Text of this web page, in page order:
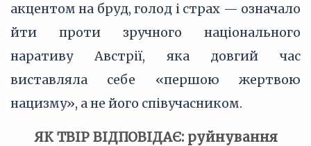
акцентом на бруд, голод і страх — означало
йти проти зручного національного
наративу Австрії, яка довгий час
виставляла себе «першою жертвою
нацизму», а не його співучасником.
ЯК ТВІР ВІДПОВІДАЄ: руйнування